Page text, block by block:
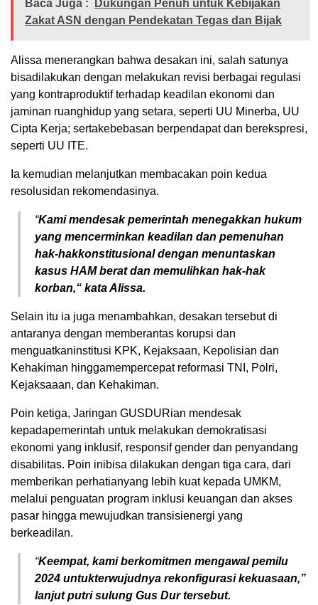
Baca Juga :
Dukungan Penuh untuk Kebijakan
Zakat ASN dengan Pendekatan Tegas dan Bijak
Alissa menerangkan bahwa desakan ini, salah satunya
bisadilakukan dengan melakukan revisi berbagai regulasi
yang kontraproduktif terhadap keadilan ekonomi dan
jaminan ruanghidup yang setara, seperti UU Minerba, UU
Cipta Kerja; sertakebebasan berpendapat dan berekspresi,
seperti UU ITE.
Ia kemudian melanjutkan membacakan poin kedua
resolusidan rekomendasinya.
“Kami mendesak pemerintah menegakkan hukum
yang mencerminkan keadilan dan pemenuhan
hak-hakkonstitusional dengan menuntaskan
kasus HAM berat dan memulihkan hak-hak
korban,“ kata Alissa.
Selain itu ia juga menambahkan, desakan tersebut di
antaranya dengan memberantas korupsi dan
menguatkaninstitusi KPK, Kejaksaan, Kepolisian dan
Kehakiman hinggamempercepat reformasi TNI, Polri,
Kejaksaaan, dan Kehakiman.
Poin ketiga, Jaringan GUSDURian mendesak
kepadapemerintah untuk melakukan demokratisasi
ekonomi yang inklusif, responsif gender dan penyandang
disabilitas. Poin inibisa dilakukan dengan tiga cara, dari
memberikan perhatianyang lebih kuat kepada UMKM,
melalui penguatan program inklusi keuangan dan akses
pasar hingga mewujudkan transisienergi yang
berkeadilan.
“Keempat, kami berkomitmen mengawal pemilu
2024 untukterwujudnya rekonfigurasi kekuasaan,”
lanjut putri sulung Gus Dur tersebut.